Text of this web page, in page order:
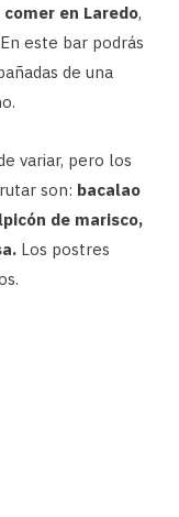
en Laredo,
este bar podrás
de una
variar, pero los
son: bacalao
de marisco,
Los postres